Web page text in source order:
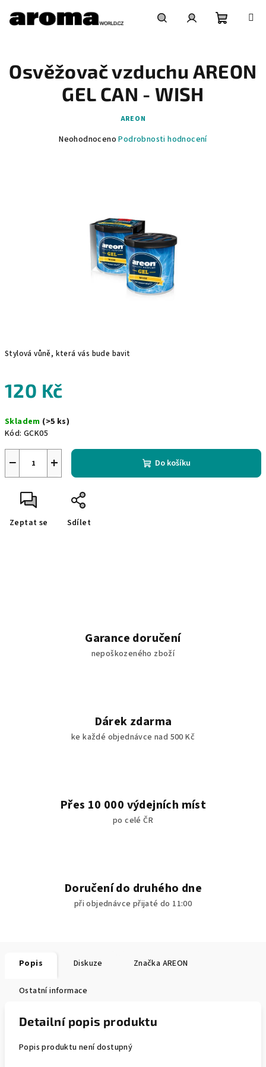
obsah
košík
Stylová vůně, která vás bude bavit
120 Kč
cena:
Skladem (>5 ks)
Kód: GCK05
+
− Do košíku
Zeptat se Sdílet
Osvěžovač vzduchu AREON
GEL CAN - WISH
AREON
Průměrné
hvězdiček.
Neohodnoceno Podrobnosti hodnocení
Garance doručení
nepoškozeného zboží
Dárek zdarma
ke každé objednávce nad 500 Kč
Přes 10 000 výdejních míst
po celé ČR
Doručení do druhého dne
při objednávce přijaté do 11:00
Popis Diskuze Značka AREON
Ostatní informace
Detailní popis produktu
Popis produktu není dostupný